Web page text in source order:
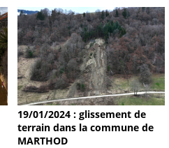
19/01/2024 : glissement de
terrain dans la commune de
MARTHOD